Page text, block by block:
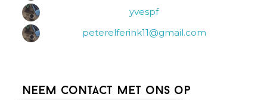
yvespf
peterelferink11@gmail.com
Neem contact met ons op